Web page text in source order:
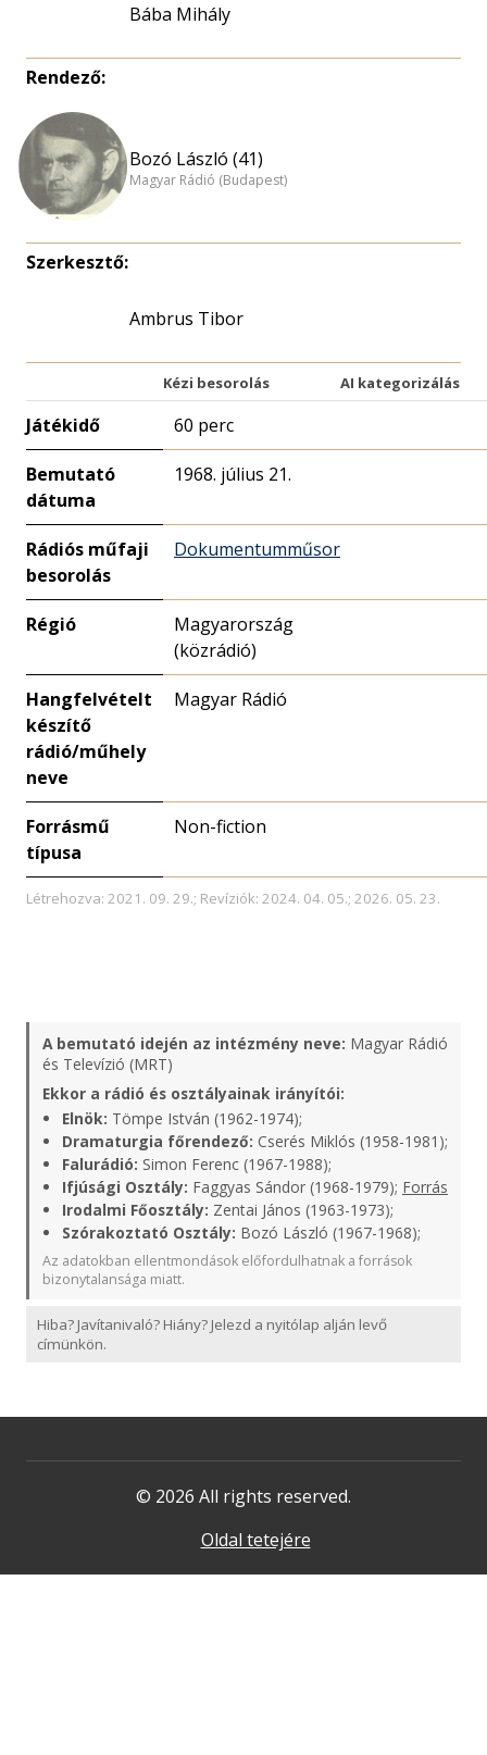
Bába Mihály
Rendező:
Bozó László (41)
Magyar Rádió (Budapest)
Szerkesztő:
Ambrus Tibor
Kézi besorolás AI kategorizálás
Játékidő 60 perc
Bemutató
dátuma
1968. július 21.
Rádiós műfaji
besorolás
Dokumentumműsor
Régió
Magyarország
(közrádió)
Hangfelvételt
készítő
rádió/műhely
neve
Magyar Rádió
Forrásmű
típusa
Non-fiction
Létrehozva: 2021. 09. 29.; Revíziók: 2024. 04. 05.; 2026. 05. 23.
A bemutató idején az intézmény neve: Magyar Rádió
és Televízió (MRT)
Ekkor a rádió és osztályainak irányítói:
Elnök: Tömpe István (1962-1974);
Dramaturgia főrendező: Cserés Miklós (1958-1981);
Falurádió: Simon Ferenc (1967-1988);
Ifjúsági Osztály: Faggyas Sándor (1968-1979); Forrás
Irodalmi Főosztály: Zentai János (1963-1973);
Szórakoztató Osztály: Bozó László (1967-1968);
Az adatokban ellentmondások előfordulhatnak a források
bizonytalansága miatt.
Hiba? Javítanivaló? Hiány? Jelezd a nyitólap alján levő
címünkön.
© 2026 All rights reserved.
Oldal tetejére